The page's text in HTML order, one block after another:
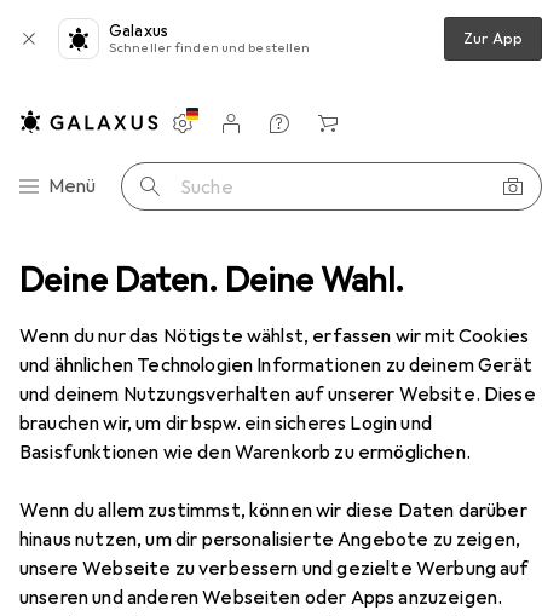
Deine Daten. Deine Wahl.
Wenn du nur das Nötigste wählst, erfassen wir mit Cookies
und ähnlichen Technologien Informationen zu deinem Gerät
und deinem Nutzungsverhalten auf unserer Website. Diese
brauchen wir, um dir bspw. ein sicheres Login und
Basisfunktionen wie den Warenkorb zu ermöglichen.
Wenn du allem zustimmst, können wir diese Daten darüber
hinaus nutzen, um dir personalisierte Angebote zu zeigen,
unsere Webseite zu verbessern und gezielte Werbung auf
unseren und anderen Webseiten oder Apps anzuzeigen.
Galaxus
Schneller finden und bestellen Zur App
Navigation nach Kategorien
Menü Suche
Einstellungen
Kundenkonto
Vergleichslisten
Merklisten
Warenkorb
Industriestaubsauger Nilfisk GD10 Back Hepa EU
NilfiskGD10 Back Hepa EU
Rückenstaubsauger
Zubehör für Nilfisk GD10 Back